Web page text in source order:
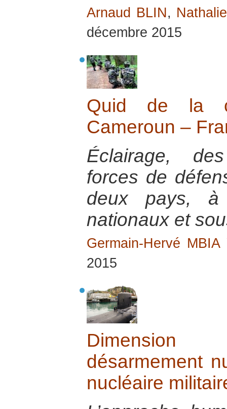
Arnaud BLIN,
décembre 2015
Quid de la
Cameroun –
Éclairage,
forces de
deux pays, à
nationaux et
Germain-Hervé MBIA
2015
Dimension
désarmement
nucléaire